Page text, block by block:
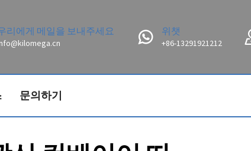
리에게 메일을 보내주세요 위챗
+86-13291921212
문의하기